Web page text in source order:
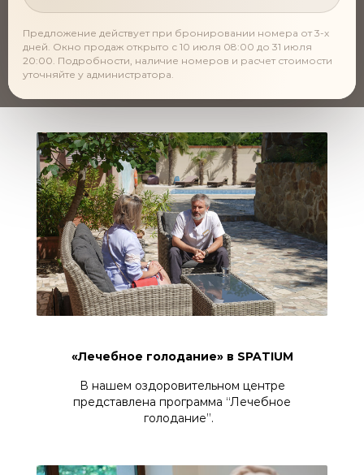
Предложение действует при бронировании номера от 3-х
дней. Окно продаж открыто с 10 июля 08:00 до 31 июля
20:00. Подробности, наличие номеров и расчет стоимости
уточняйте у администратора.
Медицинский спа-центр SPATIUM представляет
обновленную линейку оздоровительных
«Лечебное голодание» в SPATIUM
В нашем оздоровительном центре
представлена программа “Лечебное
голодание”.